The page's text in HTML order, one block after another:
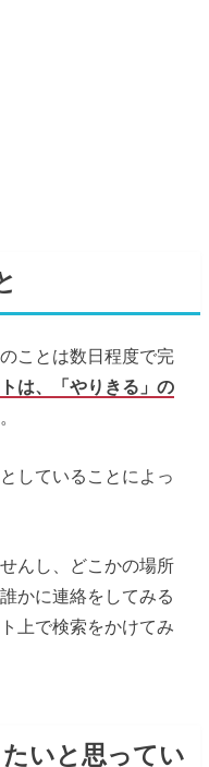
ことは数日程度で完
は、「やりきる」の
していることによっ
んし、どこかの場所
かに連絡をしてみる
上で検索をかけてみ
いと思ってい